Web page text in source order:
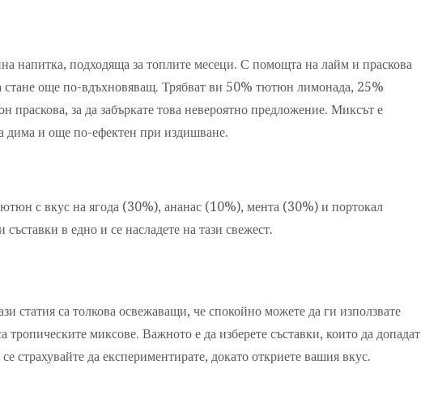
напитка, подходяща за топлите месеци. С помощта на лайм и праскова
стане още по-вдъхновяващ. Трябват ви 50% тютюн лимонада, 25%
за да забъркате това невероятно предложение. Миксът е
дима и още по-ефектен при издишване.
с вкус на ягода (30%), ананас (10%), мента (30%) и портокал
в едно и се насладете на тази свежест.
статия са толкова освежаващи, че спокойно можете да ги използвате
тропическите миксове. Важното е да изберете съставки, които да допадат
страхувайте да експериментирате, докато откриете вашия вкус.